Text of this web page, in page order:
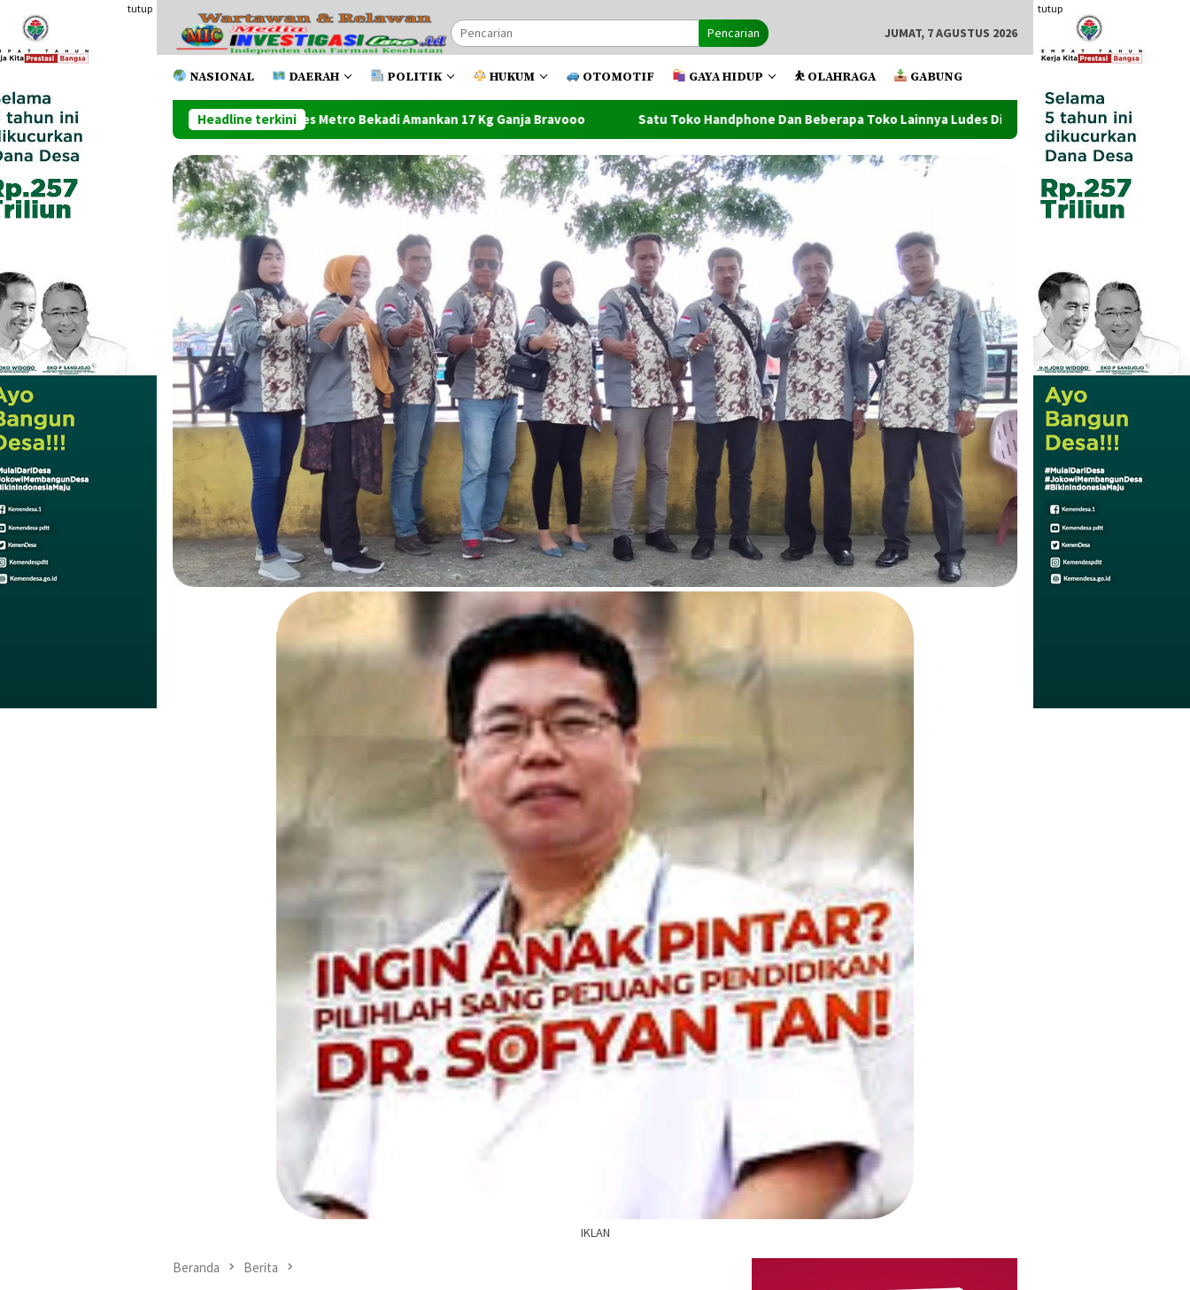
konten
tutup tutup
Pencarian JUMAT, 7 AGUSTUS 2026
NASIONAL DAERAH POLITIK HUKUM OTOMOTIF GAYA HIDUP ⛹️ OLAHRAGA GABUNG
Headline terkini
Satuan Narkoba Polres Metro Bekadi Amankan 17 Kg Ganja Bravooo Satu Toko Handphone Dan Beberapa Toko Lainnya Ludes Dilahap Api Penutupan PRSU Ke-50 Dihadiri
IKLAN
Beranda Berita